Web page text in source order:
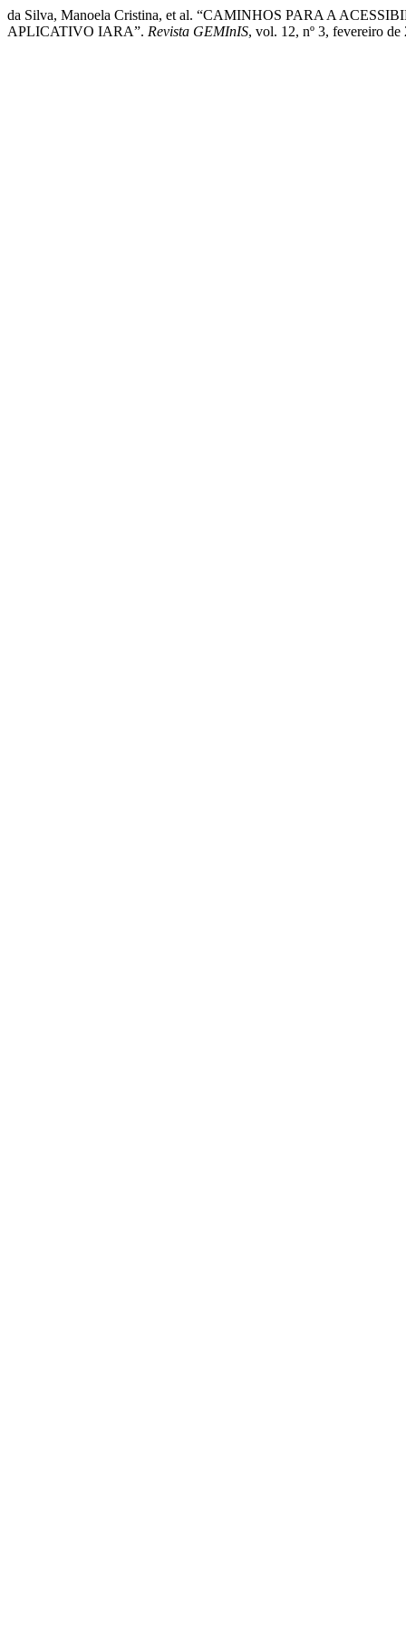
da Silva, Manoela Cristina, et al. “CAMINHOS PARA A
APLICATIVO IARA”. Revista GEMInIS, vol. 12, nº 3, fevereiro